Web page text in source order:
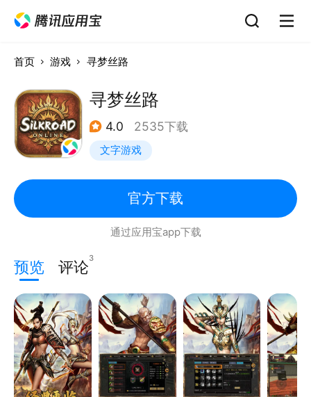
首页 游戏 寻梦丝路
寻梦丝路
4.0 2535下载
文字游戏
官方下载
通过应用宝app下载
预览 评论3